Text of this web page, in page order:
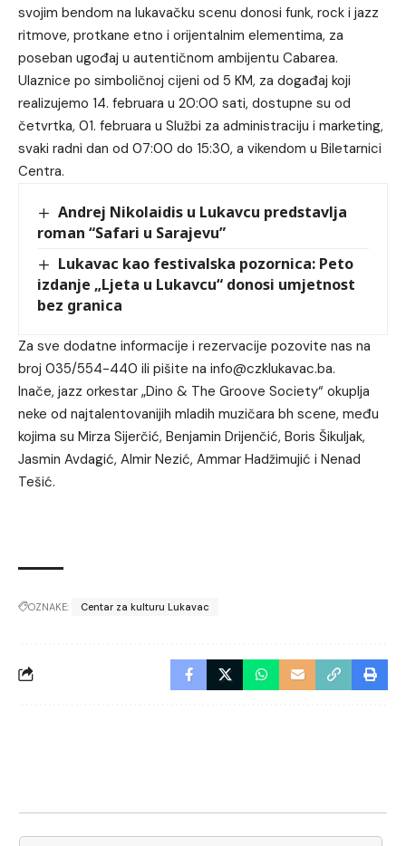
svojim bendom na lukavačku scenu donosi funk, rock i jazz
ritmove, protkane etno i orijentalnim elementima, za
poseban ugođaj u autentičnom ambijentu Cabarea.
Ulaznice po simboličnoj cijeni od 5 KM, za događaj koji
realizujemo 14. februara u 20:00 sati, dostupne su od
četvrtka, 01. februara u Službi za administraciju i marketing,
svaki radni dan od 07:00 do 15:30, a vikendom u Biletarnici
Centra.
Andrej Nikolaidis u Lukavcu predstavlja
roman “Safari u Sarajevu”
Lukavac kao festivalska pozornica: Peto
izdanje „Ljeta u Lukavcu“ donosi umjetnost
bez granica
Za sve dodatne informacije i rezervacije pozovite nas na
broj 035/554-440 ili pišite na info@czklukavac.ba.
Inače, jazz orkestar „Dino & The Groove Society“ okuplja
neke od najtalentovanijih mladih muzičara bh scene, među
kojima su Mirza Sijerčić, Benjamin Drijenčić, Boris Šikuljak,
Jasmin Avdagić, Almir Nezić, Ammar Hadžimujić i Nenad
Tešić.
OZNAKE: Centar za kulturu Lukavac